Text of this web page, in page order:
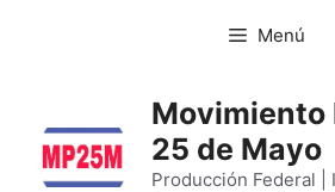
Menú
Movimiento
25 de Mayo
Producción Federal |